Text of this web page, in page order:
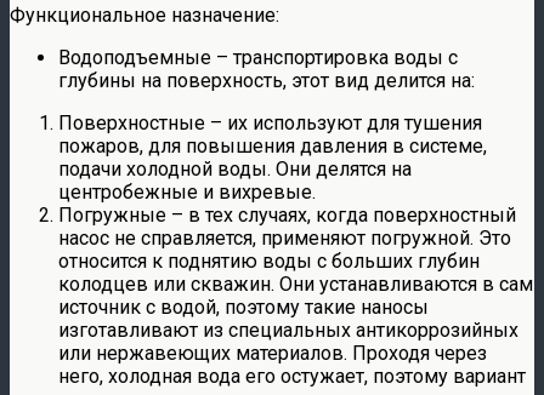
Функциональное назначение:
Водоподъемные – транспортировка воды с
глубины на поверхность, этот вид делится на:
Поверхностные – их используют для тушения
пожаров, для повышения давления в системе,
подачи холодной воды. Они делятся на
центробежные и вихревые.
Погружные – в тех случаях, когда поверхностный
насос не справляется, применяют погружной. Это
относится к поднятию воды с больших глубин
колодцев или скважин. Они устанавливаются в сам
источник с водой, поэтому такие наносы
изготавливают из специальных антикоррозийных
или нержавеющих материалов. Проходя через
него, холодная вода его остужает, поэтому вариант